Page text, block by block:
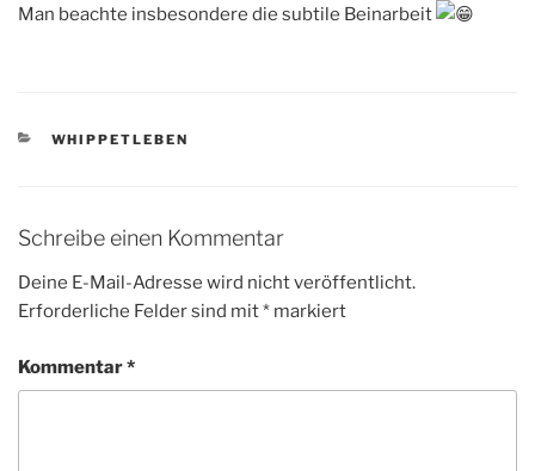
Man beachte insbesondere die subtile Beinarbeit
KATEGORIEN
WHIPPETLEBEN
Schreibe einen Kommentar
Deine E-Mail-Adresse wird nicht veröffentlicht.
Erforderliche Felder sind mit* markiert
Kommentar*